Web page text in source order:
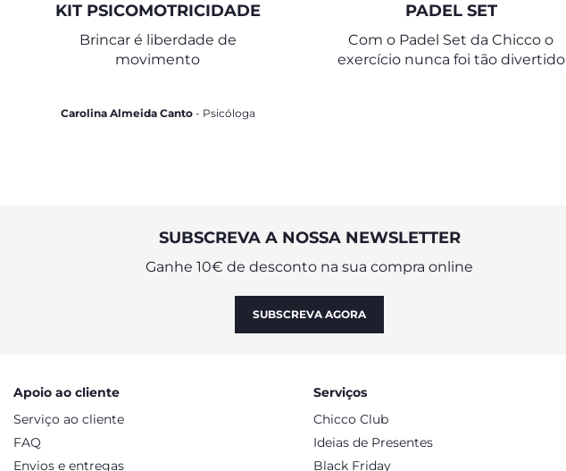
KIT PSICOMOTRICIDADE
Brincar é liberdade de
movimento
Carolina Almeida Canto - Psicóloga
PADEL SET
Com o Padel Set da Chicco o
exercício nunca foi tão divertido
SUBSCREVA A NOSSA NEWSLETTER
Ganhe 10€ de desconto na sua compra online
SUBSCREVA AGORA
Apoio ao cliente
Serviço ao cliente
FAQ
Envios e entregas
Serviços
Chicco Club
Ideias de Presentes
Black Friday